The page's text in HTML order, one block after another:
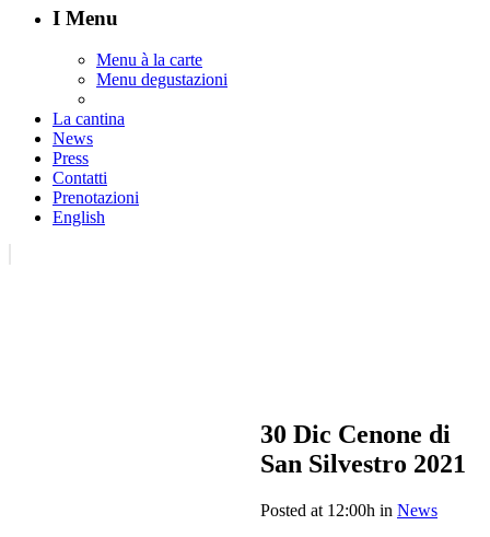
I Menu
Menu à la carte
Menu degustazioni
La cantina
News
Press
Contatti
Prenotazioni
English
30 Dic Cenone di
San Silvestro 2021
Posted at 12:00h in News